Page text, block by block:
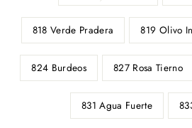
818 Verde Pradera 819 Olivo
824 Burdeos 827 Rosa Tierno
831 Agua Fuerte